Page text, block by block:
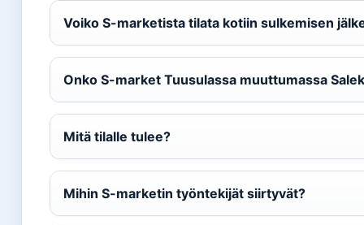
Voiko S-marketista tilata kotiin sulkemisen
Onko S-market Tuusulassa muuttumassa
Mitä tilalle tulee?
Mihin S-marketin työntekijät siirtyvät?